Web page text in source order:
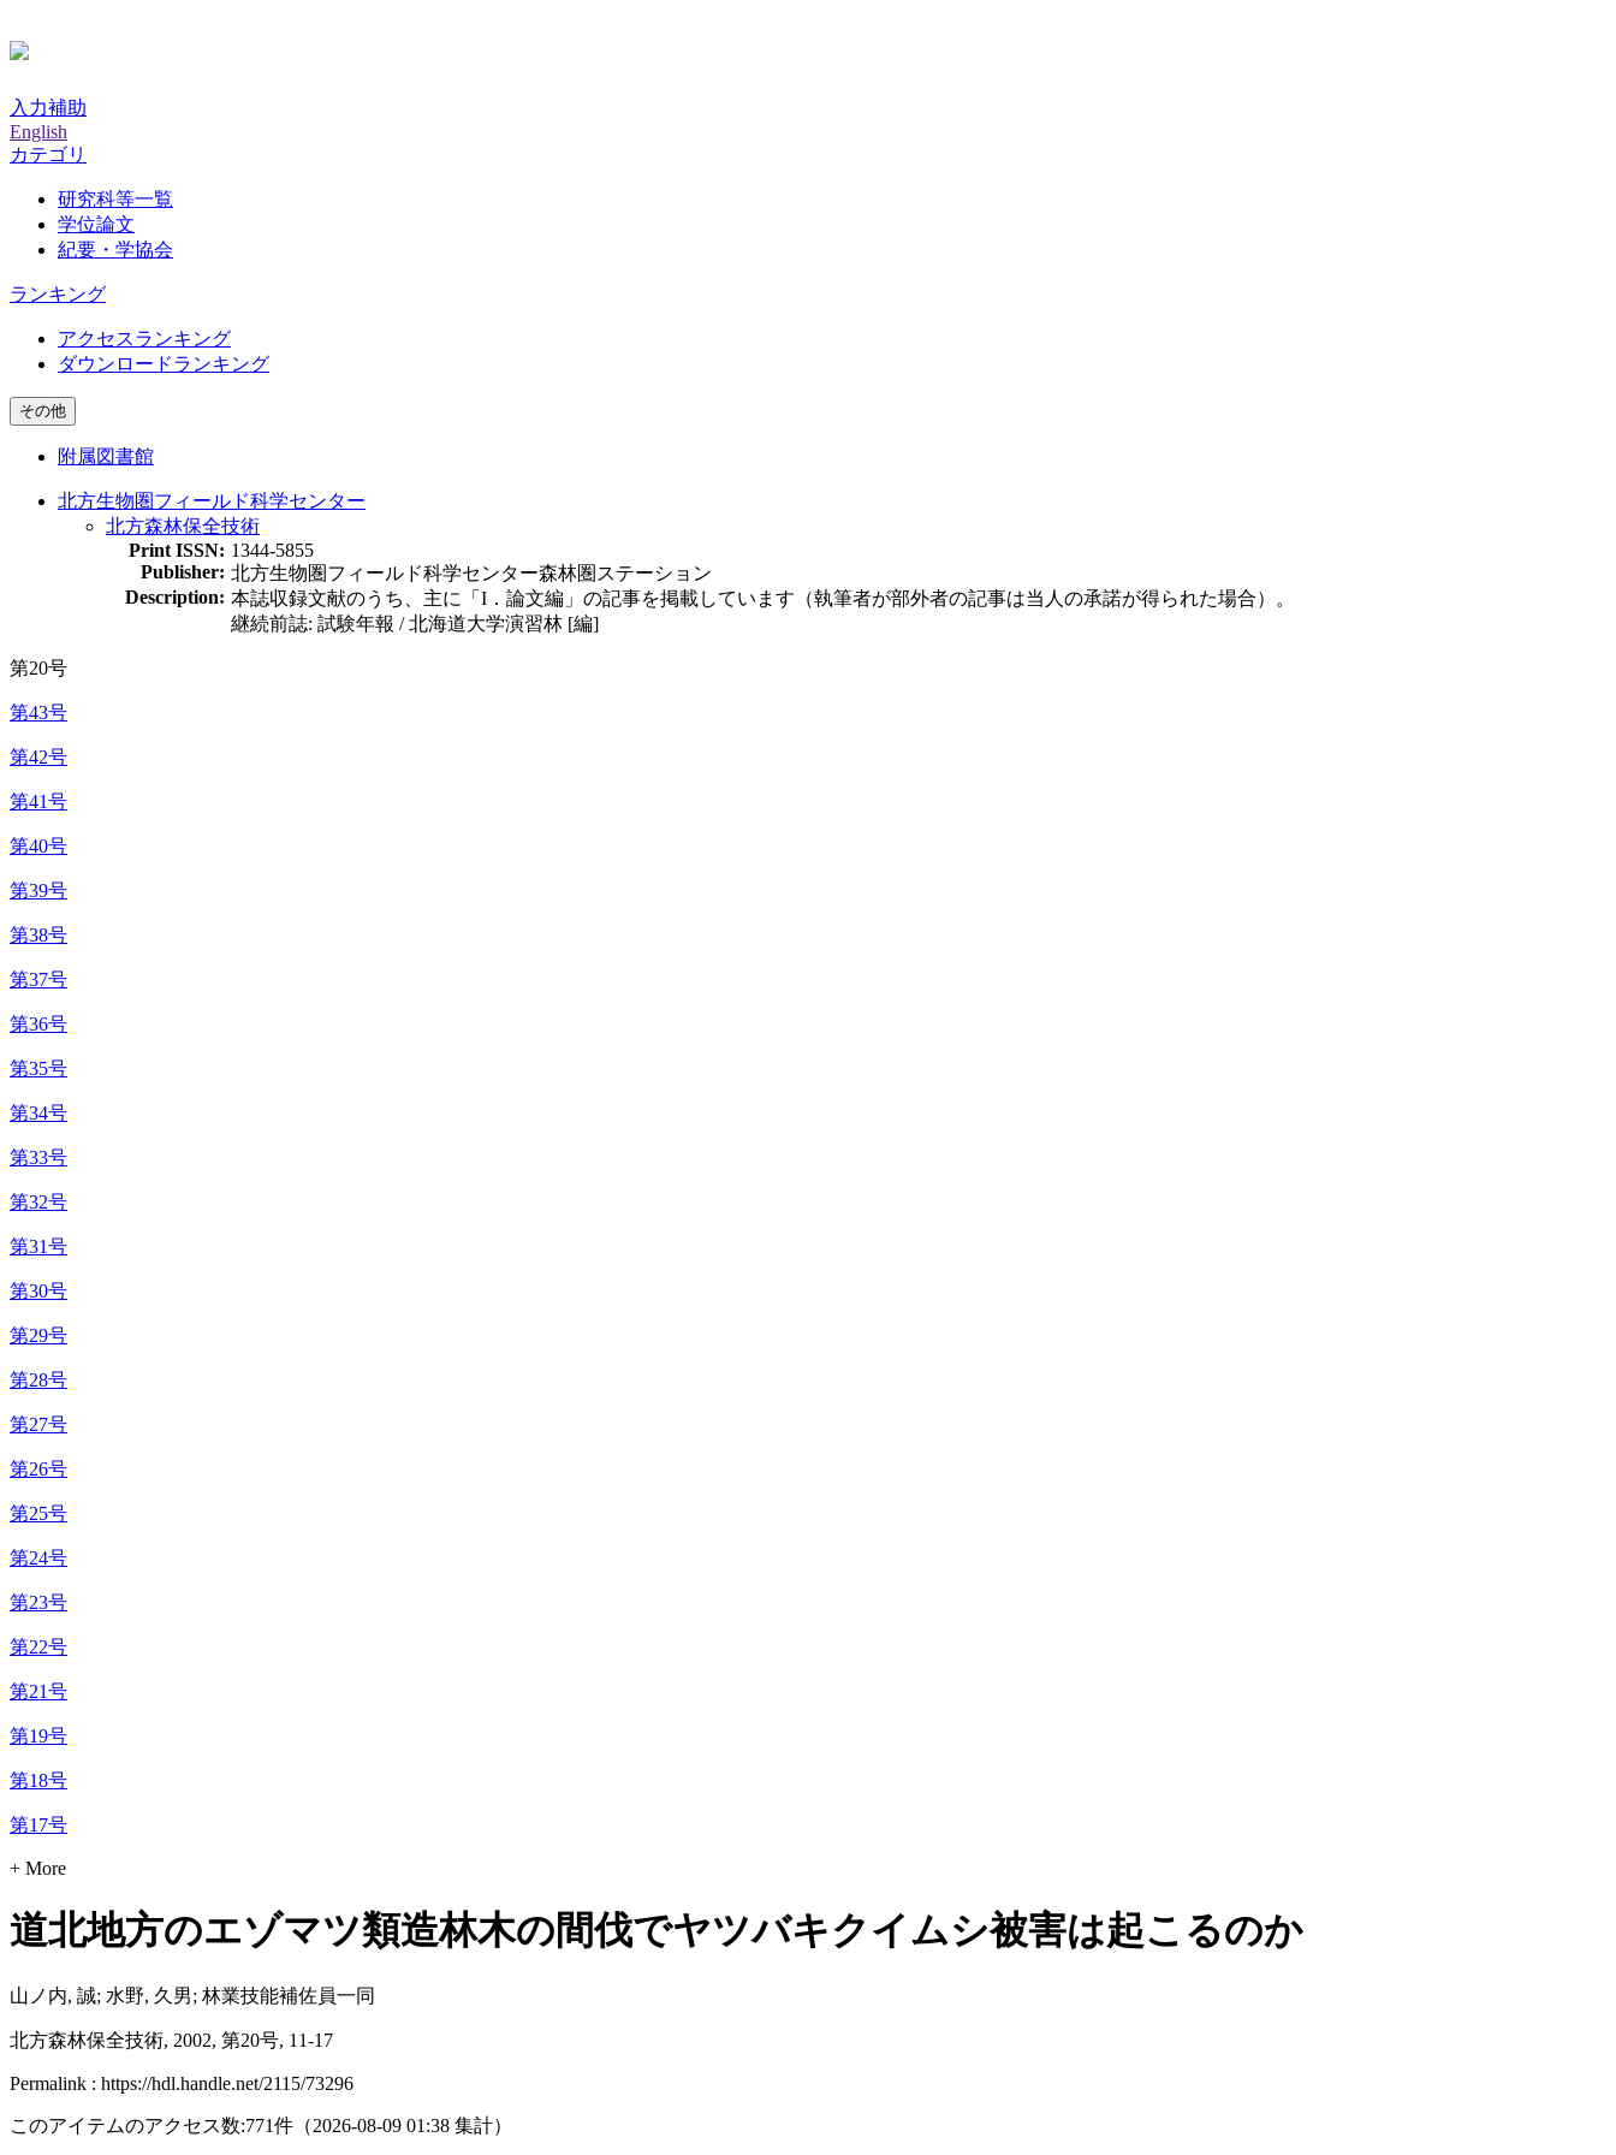
入力補助
English
カテゴリ
研究科等一覧
学位論文
紀要・学協会
ランキング
アクセスランキング
ダウンロードランキング
その他
附属図書館
北方生物圏フィールド科学センター
北方森林保全技術
Print ISSN: 1344-5855
Publisher: 北方生物圏フィールド科学センター森林圏ステーション
Description: 本誌収録文献のうち、主に「I．論文編」の記事を掲載しています（執筆者が部外者の記事は当人の承諾が得られた場合）。
継続前誌: 試験年報 / 北海道大学演習林 [編]
第20号
第43号
第42号
第41号
第40号
第39号
第38号
第37号
第36号
第35号
第34号
第33号
第32号
第31号
第30号
第29号
第28号
第27号
第26号
第25号
第24号
第23号
第22号
第21号
第19号
第18号
第17号
+ More
道北地方のエゾマツ類造林木の間伐でヤツバキクイムシ被害は起こるのか
山ノ内, 誠; 水野, 久男; 林業技能補佐員一同
北方森林保全技術, 2002, 第20号, 11-17
Permalink : https://hdl.handle.net/2115/73296
このアイテムのアクセス数:771件 （2026-08-09 01:38 集計）